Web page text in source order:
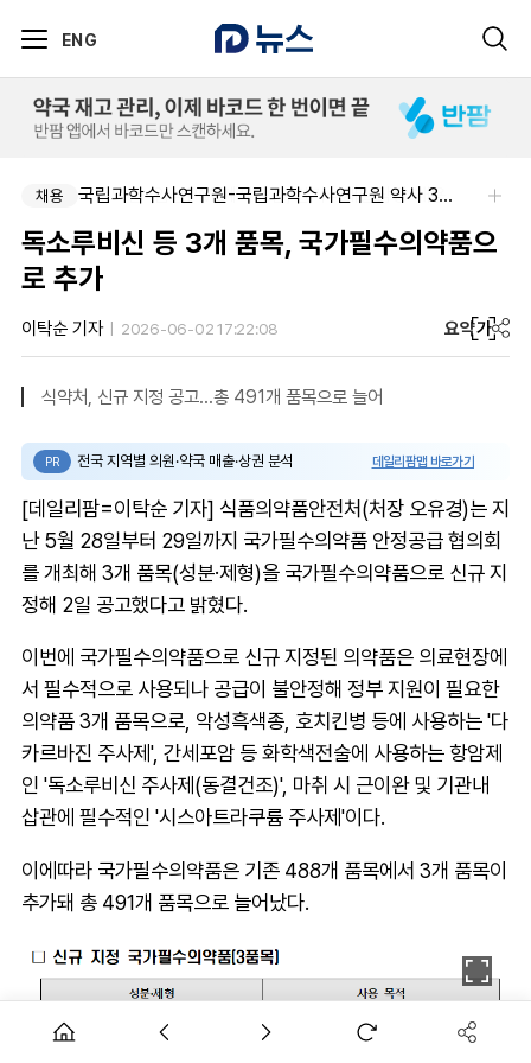
ENG
채용 아주약품-임상PM/제제개선/건기식개발담당 채용
채용 국립과학수사연구원-국립과학수사연구원 약사 3명 채용
독소루비신 등 3개 품목, 국가필수의약품으
로 추가
이탁순 기자 2026-06-02 17:22:08 요약가
식약처, 신규 지정 공고…총 491개 품목으로 늘어
PR 전국 지역별 의원·약국 매출·상권 분석 데일리팜맵 바로가기
[데일리팜=이탁순 기자] 식품의약품안전처(처장 오유경)는 지
난 5월 28일부터 29일까지 국가필수의약품 안정공급 협의회
를 개최해 3개 품목(성분·제형)을 국가필수의약품으로 신규 지
정해 2일 공고했다고 밝혔다.
이번에 국가필수의약품으로 신규 지정된 의약품은 의료현장에
서 필수적으로 사용되나 공급이 불안정해 정부 지원이 필요한
의약품 3개 품목으로, 악성흑색종, 호치킨병 등에 사용하는 '다
카르바진 주사제', 간세포암 등 화학색전술에 사용하는 항암제
인 '독소루비신 주사제(동결건조)', 마취 시 근이완 및 기관내
삽관에 필수적인 '시스아트라쿠륨 주사제'이다.
이에따라 국가필수의약품은 기존 488개 품목에서 3개 품목이
추가돼 총 491개 품목으로 늘어났다.